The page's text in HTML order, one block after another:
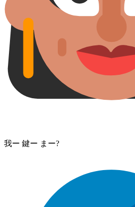
我ー 鍵⁠ー まー?